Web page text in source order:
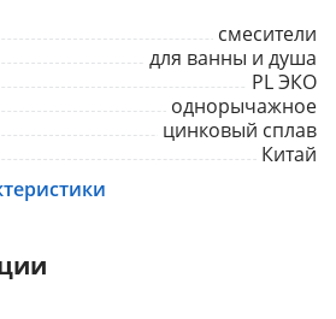
смесители
для ванны и душа
PL ЭКО
однорычажное
цинковый сплав
Китай